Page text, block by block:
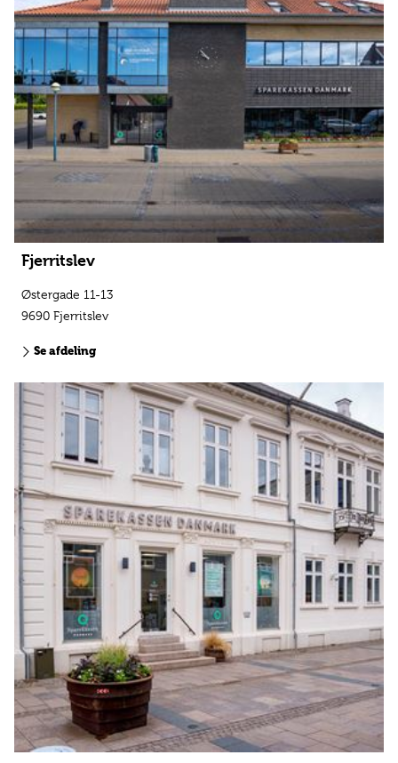
Fjerritslev
Østergade 11-13
9690 Fjerritslev
Se afdeling